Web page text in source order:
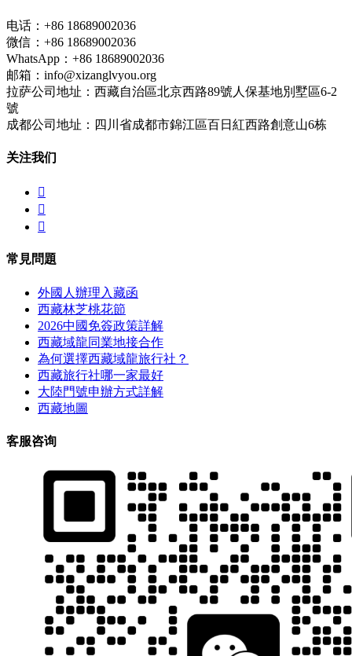
电话：+86 18689002036
微信：+86 18689002036
WhatsApp：+86 18689002036
邮箱：info@xizanglvyou.org
拉萨公司地址：西藏自治區北京西路89號人保基地別墅區6-2
號
成都公司地址：四川省成都市錦江區百日紅西路創意山6栋
关注我们



常見問題
外國人辦理入藏函
西藏林芝桃花節
2026中國免簽政策詳解
西藏域龍同業地接合作
為何選擇西藏域龍旅行社？
西藏旅行社哪一家最好
大陸門號申辦方式詳解
西藏地圖
客服咨询